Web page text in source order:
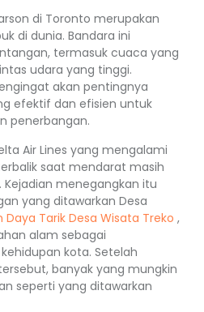
di Toronto merupakan
di dunia. Bandara ini
termasuk cuaca yang
udara yang tinggi.
akan pentingnya
efektif dan efisien untuk
penerbangan.
Air Lines yang mengalami
saat mendarat masih
menegangkan itu
yang ditawarkan Desa
Daya Tarik Desa Wisata Treko ,
alam sebagai
kota. Setelah
banyak yang mungkin
seperti yang ditawarkan